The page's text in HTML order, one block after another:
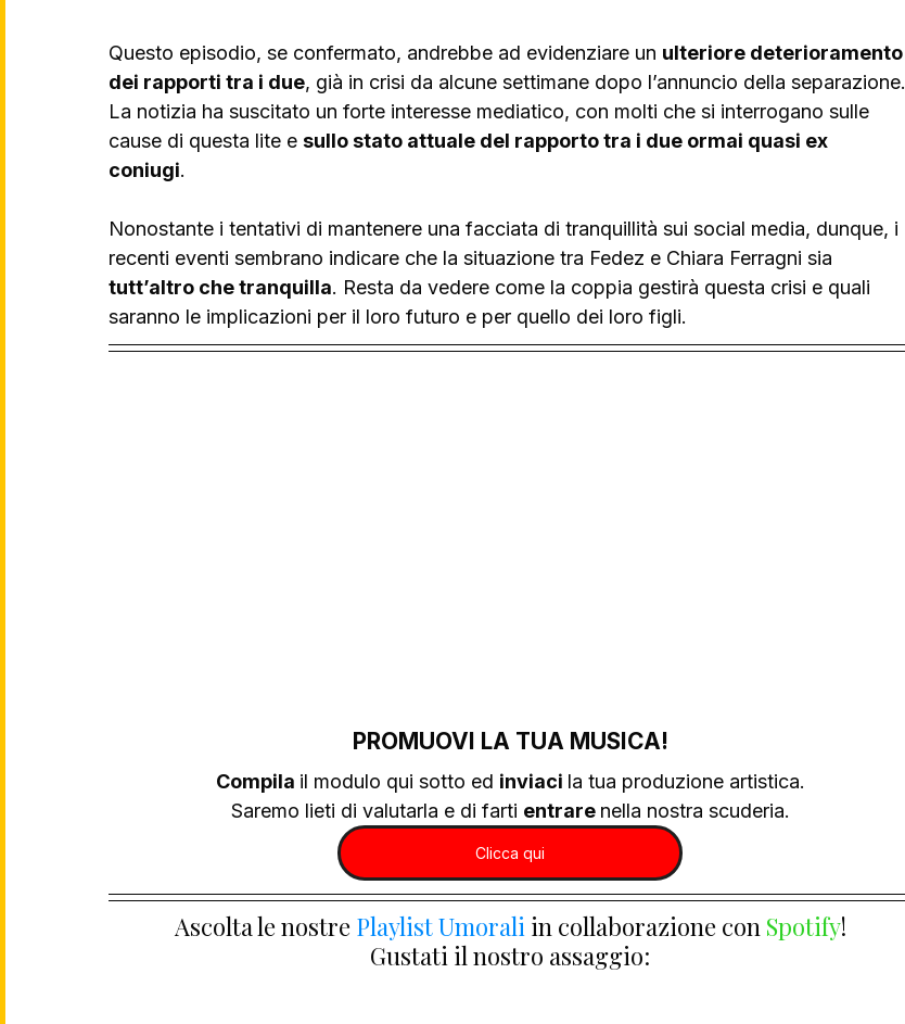
Questo episodio, se confermato, andrebbe ad evidenziare un ulteriore deterioramento
dei rapporti tra i due, già in crisi da alcune settimane dopo l’annuncio della separazione.
La notizia ha suscitato un forte interesse mediatico, con molti che si interrogano sulle
cause di questa lite e sullo stato attuale del rapporto tra i due ormai quasi ex
coniugi.
Nonostante i tentativi di mantenere una facciata di tranquillità sui social media, dunque, i
recenti eventi sembrano indicare che la situazione tra Fedez e Chiara Ferragni sia
tutt’altro che tranquilla. Resta da vedere come la coppia gestirà questa crisi e quali
saranno le implicazioni per il loro futuro e per quello dei loro figli.
PROMUOVI LA TUA MUSICA!
Compila il modulo qui sotto ed inviaci la tua produzione artistica.
Saremo lieti di valutarla e di farti entrare nella nostra scuderia.
Clicca qui
Ascolta le nostre Playlist Umorali in collaborazione con Spotify!
Gustati il nostro assaggio: